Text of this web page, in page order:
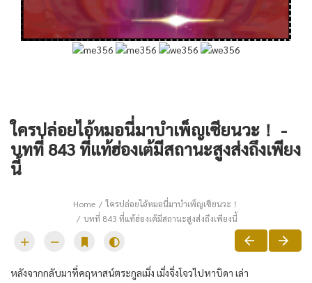
ใครปล่อยไอ้หมอนี่มาบำเพ็ญเซียนวะ！ -
บทที่ 843 ที่แท้ฮ่องเต้มีสถานะสูงส่งถึงเพียง
นี้
Home
ใครปล่อยไอ้หมอนี่มาบำเพ็ญเซียนวะ！
บทที่ 843 ที่แท้ฮ่องเต้มีสถานะสูงส่งถึงเพียงนี้
หลังจากกลับมาที่คฤหาสน์ตระกูลเมิ่ง เมิ่งจิ่งโจวไปหาบิดา เล่า